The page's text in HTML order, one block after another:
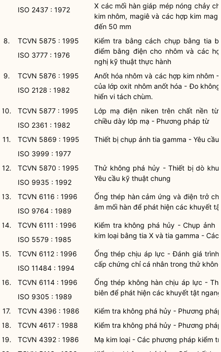
ISO 2437 : 1972
X các mối hàn giáp mép nóng chảy
kim nhôm, magiê và các hợp kim
đến 50 mm
8.
TCVN 5875 : 1995
ISO 3777 : 1976
Kiểm tra bằng cách chụp bằng tia
điểm bằng điện cho nhôm và các
nghị kỹ thuật thực hành
9.
TCVN 5876 : 1995
ISO 2128 : 1982
Anốt hóa nhôm và các hợp kim nhôm
của lớp oxit nhôm anốt hóa - Đo
hiển vi tách chùm.
10.
TCVN 5877 : 1995
ISO 2361 : 1982
Lớp mạ điện niken trên chất nền
chiều dày lớp mạ - Phương pháp từ
11.
TCVN 5869 : 1995
ISO 3999 : 1977
Thiết bị chụp ảnh tia gamma - Yêu
12.
TCVN 5870 : 1995
ISO 9935 : 1992
Thử không phá hủy - Thiết bị dò
Yêu cầu kỹ thuật chung
13.
TCVN 6116 : 1996
ISO 9764 : 1989
Ống thép hàn cảm ứng và điện trở
âm mối hàn để phát hiện các khuyết
14.
TCVN 6111 : 1996
ISO 5579 : 1985
Kiểm tra không phá hủy - Chụp ảnh
kim loại bằng tia X và tia gamma -
15.
TCVN 6112 : 1996
ISO 11484 : 1994
Ống thép chịu áp lực - Đánh giá trình
cấp chứng chỉ cá nhân trong thử
16.
TCVN 6114 : 1996
ISO 9305 : 1989
Ống thép không hàn chịu áp lực -
biên để phát hiện các khuyết tật
17. TCVN 4396 : 1986
Kiểm tra không phá hủy - Phương
18.
TCVN 4617 : 1988
Kiểm tra không phá hủy - Phương
19.
TCVN 4392 : 1986
Mạ kim loại - Các phương pháp kiểm